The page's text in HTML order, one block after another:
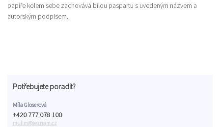
papíře kolem sebe zachovává bílou paspartu s uvedeným názvem a
autorským podpisem.
Potřebujete poradit?
Míla Gloserová
+420 777 078 100
mulim@seznam.cz